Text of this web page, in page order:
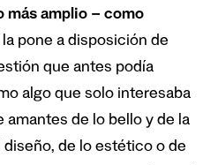
más amplio – como
la pone a disposición de
que antes podía
algo que solo interesaba
amantes de lo bello y de la
de lo estético o de